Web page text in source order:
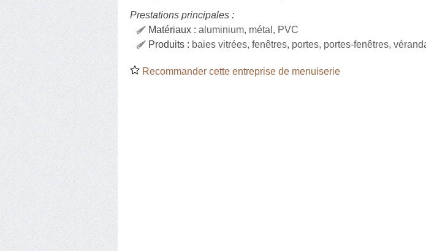
Prestations principales :
Matériaux : aluminium, métal, PVC
Produits : baies vitrées, fenêtres, portes, portes-fenêtres,
Recommander cette entreprise de menuiserie